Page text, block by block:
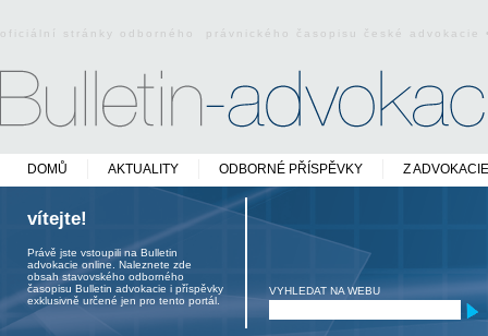
oficiální stránky odborného právnického časopisu české
DOMŮ AKTUALITY ODBORNÉ PŘÍSPĚVKY Z ADVOKACIE
vítejte!
Právě jste vstoupili na Bulletin
advokacie online. Naleznete zde
obsah stavovského odborného
časopisu Bulletin advokacie i příspěvky
exklusivně určené jen pro tento portál.
VYHLEDAT NA WEBU